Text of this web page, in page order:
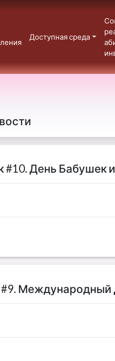
Доступная среда
#10. День Бабушек
#9.